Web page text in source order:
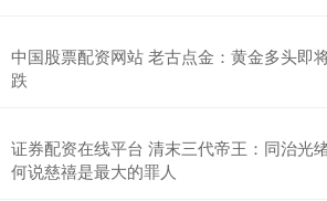
中国股票配资网站 老古点金：黄金多头即
跌
证券配资在线平台 清末三代帝王：同治光
何说慈禧是最大的罪人